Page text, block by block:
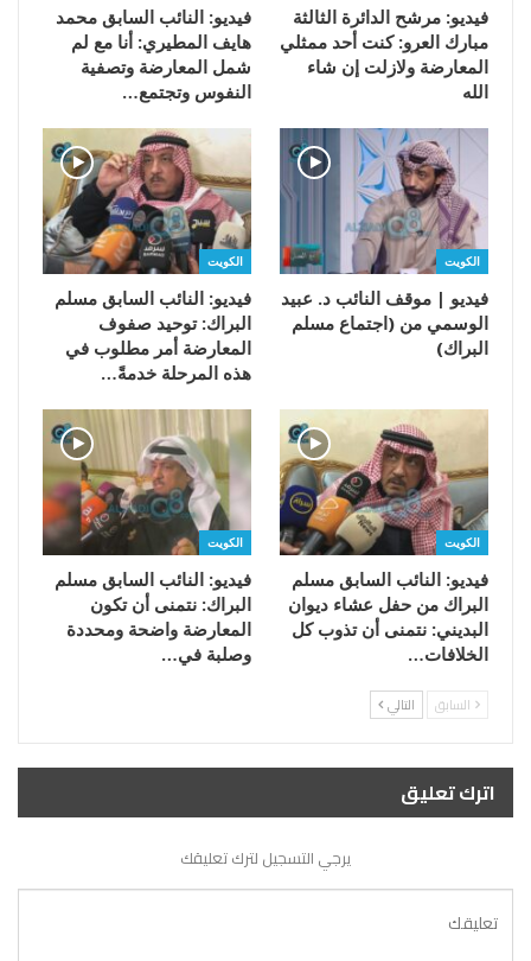
فيديو: مرشح الدائرة الثالثة
مبارك العرو: كنت أحد ممثلي
المعارضة ولازلت إن شاء
الله
فيديو: النائب السابق محمد
هايف المطيري: أنا مع لم
شمل المعارضة وتصفية
النفوس وتجتمع…
الكويت
فيديو | موقف النائب د. عبيد
الوسمي من (اجتماع مسلم
البراك)
الكويت
فيديو: النائب السابق مسلم
البراك: توحيد صفوف
المعارضة أمر مطلوب في
هذه المرحلة خدمةً…
الكويت
فيديو: النائب السابق مسلم
البراك من حفل عشاء ديوان
البديني: نتمنى أن تذوب كل
الخلافات…
الكويت
فيديو: النائب السابق مسلم
البراك: نتمنى أن تكون
المعارضة واضحة ومحددة
وصلبة في…
السابق التالي
اترك تعليق
يرجي التسجيل لترك تعليقك